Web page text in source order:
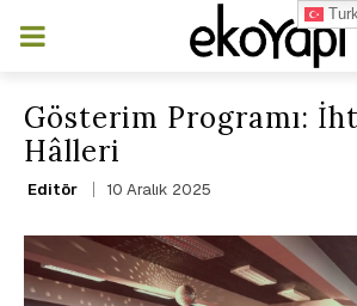
Gösterim Programı:
Hâlleri
Editör 10 Aralık 2025